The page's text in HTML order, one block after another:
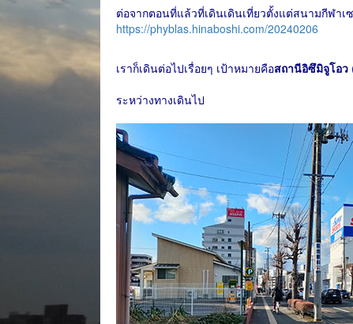
ต่อจากตอนที่แล้วที่เดินเดินเที่ยวตั้งแต่สนามกีฬา
https://phyblas.hinaboshi.com/20240206
เราก็เดินต่อไปเรื่อยๆ เป้าหมายคือสถานีอิซึมิจูโอว
ระหว่างทางเดินไป